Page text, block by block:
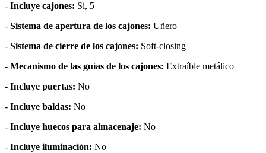
- Incluye cajones: Si, 5
- Sistema de apertura de los cajones: Uñero
- Sistema de cierre de los cajones: Soft-closing
- Mecanismo de las guías de los cajones: Extraíble metálico
- Incluye puertas: No
- Incluye baldas: No
- Incluye huecos para almacenaje: No
- Incluye iluminación: No